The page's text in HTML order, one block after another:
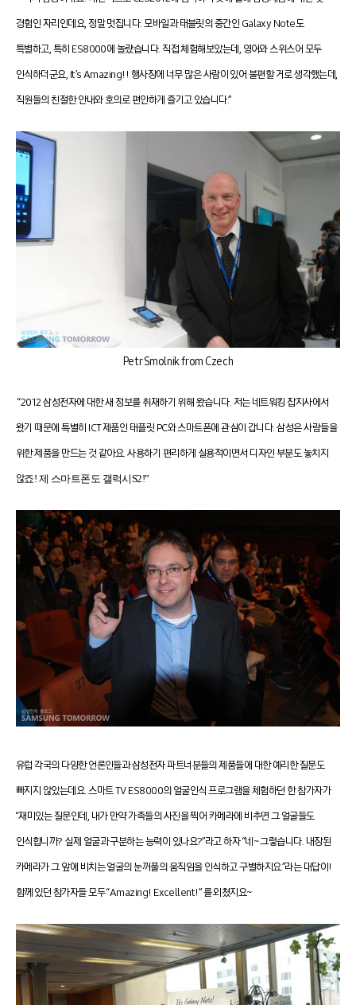
경험인 자리인데요, 정말 멋집니다. 모바일과 태블릿의 중간인 Galaxy Note도
특별하고, 특히 ES8000에 놀랐습니다. 직접 체험해보았는데, 영어와 스위스어 모두
인식하더군요, It’s Amazing!! 행사장에 너무 많은 사람이 있어 불편할 거로 생각했는데,
직원들의 친절한 안내와 호의로 편안하게 즐기고 있습니다.”
Petr Smolnik from Czech
“2012 삼성전자에 대한 새 정보를 취재하기 위해 왔습니다. 저는 네트워킹 잡지사에서
왔기 때문에 특별히 ICT 제품인 태플릿 PC와 스마트폰에 관심이 갑니다. 삼성은 사람들을
위한 제품을 만드는 것 같아요. 사용하기 편리하게 실용적이면서 디자인 부분도 놓치지
않죠! 제 스마트폰도 갤럭시S2!”
유럽 각국의 다양한 언론인들과 삼성전자 파트너분들의 제품들에 대한 예리한 질문도
빠지지 않았는데요. 스마트 TV ES8000의 얼굴인식 프로그램을 체험하던 한 참가자가
“재미있는 질문인데, 내가 만약 가족들의 사진을 찍어 카메라에 비추면 그 얼굴들도
인식합니까? 실제 얼굴과 구분하는 능력이 있나요?”라고 하자 “네~ 그렇습니다. 내장된
카메라가 그 앞에 비치는 얼굴의 눈꺼풀의 움직임을 인식하고 구별하지요.”라는 대답이!
함께 있던 참가자들 모두 “Amazing! Excellent!” 를 외쳤지요~